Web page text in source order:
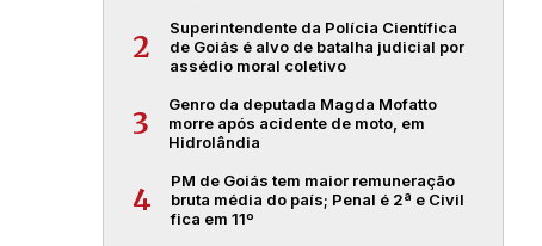
2
Superintendente da Polícia Científica
de Goiás é alvo de batalha judicial por
assédio moral coletivo
3
Genro da deputada Magda Mofatto
morre após acidente de moto, em
Hidrolândia
4
PM de Goiás tem maior remuneração
bruta média do país; Penal é 2ª e Civil
fica em 11º